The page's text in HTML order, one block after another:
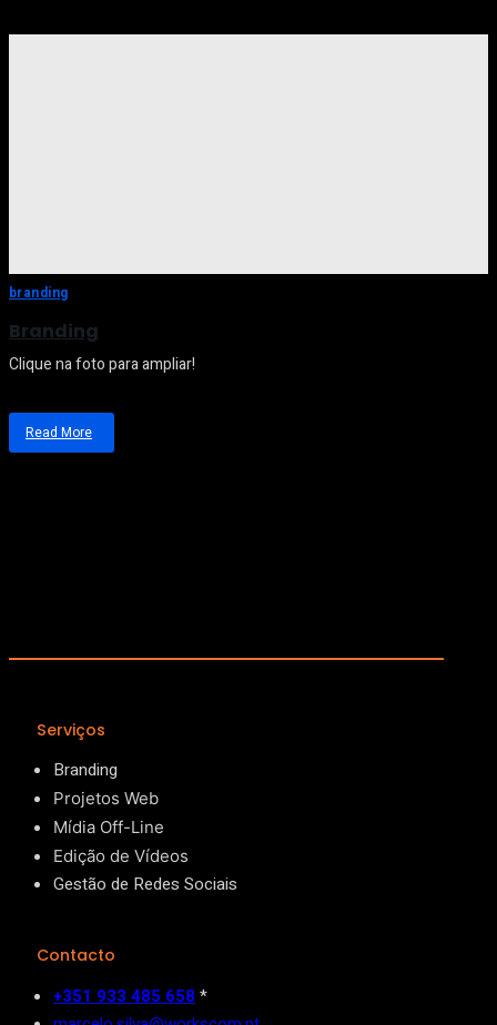
branding
Branding
Clique na foto para ampliar!
Read More
about
Serviços
Branding
Projetos Web
Mídia Off-Line
Edição de Vídeos
Gestão de Redes Sociais
Contacto
+351 933 485 658 *